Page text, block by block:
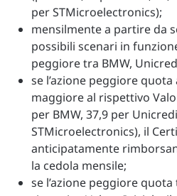
per STMicroelectronics);
mensilmente a partire da
possibili scenari in
peggiore tra BMW,
se l’azione peggiore
maggiore al rispettivo
per BMW, 37,9 per
STMicroelectronics), il
anticipatamente
la cedola mensile;
se l’azione peggiore